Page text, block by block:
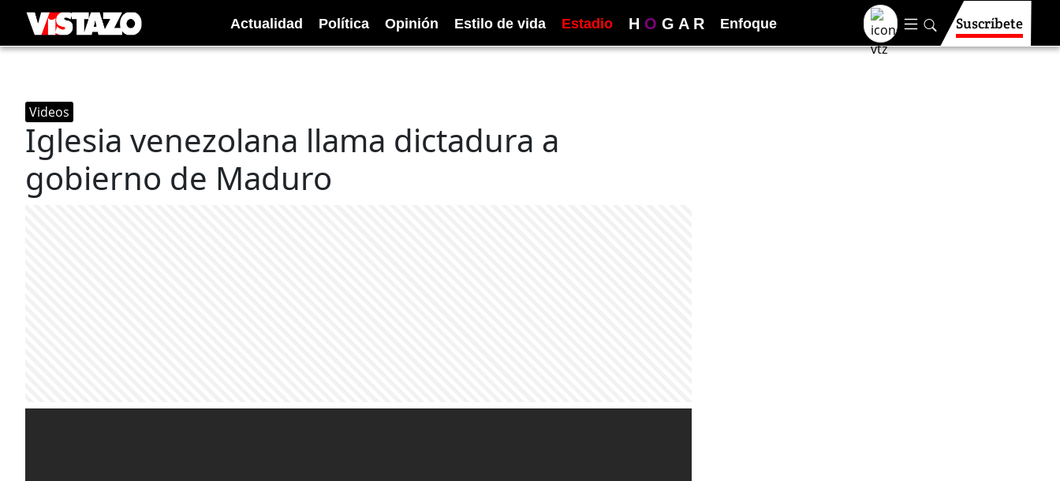
Actualidad Política Opinión Estilo de vida Estadio H O G A R Enfoque Suscríbete
Videos
Iglesia venezolana llama dictadura a
gobierno de Maduro